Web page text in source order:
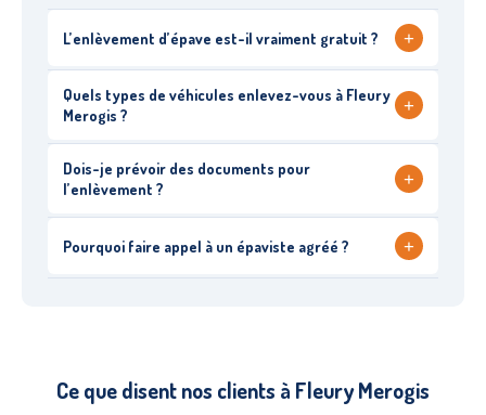
L’enlèvement d’épave est-il vraiment gratuit ? +
Quels types de véhicules enlevez-vous à Fleury
Merogis ?
+
Dois-je prévoir des documents pour
l’enlèvement ?
+
Pourquoi faire appel à un épaviste agréé ? +
Ce que disent nos clients à Fleury Merogis